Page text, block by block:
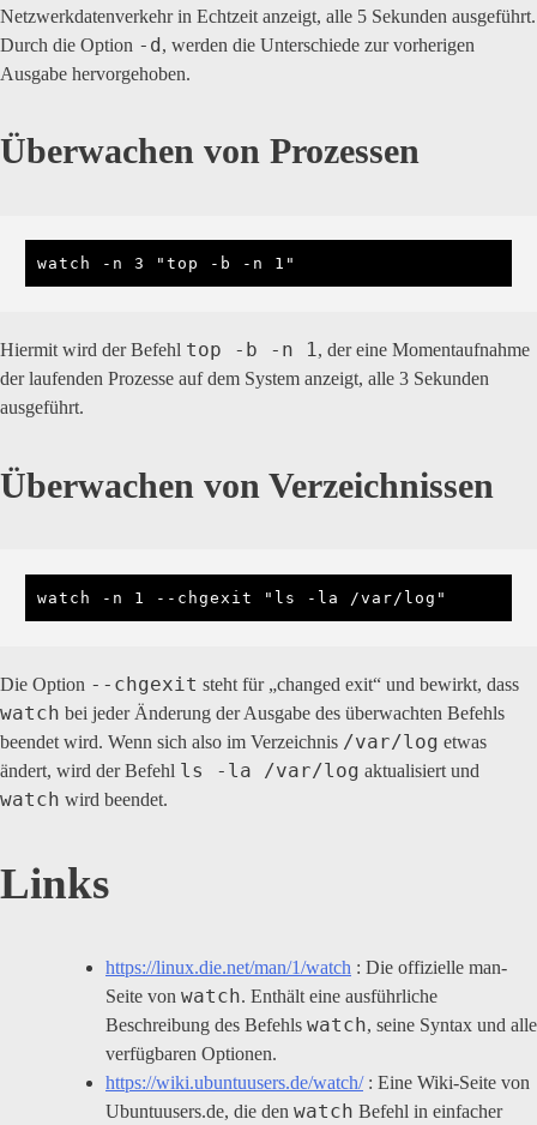
Netzwerkdatenverkehr in Echtzeit anzeigt, alle 5 Sekunden ausgeführt.
Durch die Option -d, werden die Unterschiede zur vorherigen
Ausgabe hervorgehoben.
Überwachen von Prozessen
watch -n 3 "top -b -n 1"
Hiermit wird der Befehl top -b -n 1, der eine Momentaufnahme
der laufenden Prozesse auf dem System anzeigt, alle 3 Sekunden
ausgeführt.
Überwachen von Verzeichnissen
watch -n 1 --chgexit "ls -la /var/log"
Die Option --chgexit steht für „changed exit“ und bewirkt, dass
watch bei jeder Änderung der Ausgabe des überwachten Befehls
beendet wird. Wenn sich also im Verzeichnis /var/log etwas
ändert, wird der Befehl ls -la /var/log aktualisiert und
watch wird beendet.
Links
https://linux.die.net/man/1/watch : Die offizielle man-
Seite von watch. Enthält eine ausführliche
Beschreibung des Befehls watch, seine Syntax und alle
verfügbaren Optionen.
https://wiki.ubuntuusers.de/watch/: Eine Wiki-Seite von
Ubuntuusers.de, die den watch Befehl in einfacher